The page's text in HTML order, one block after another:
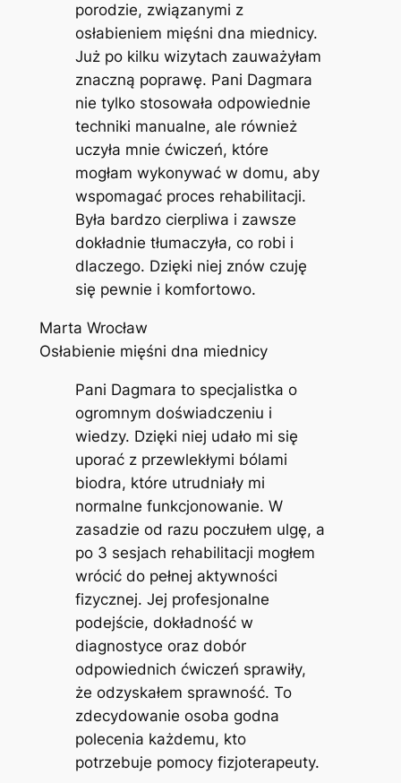
porodzie, związanymi z
osłabieniem mięśni dna miednicy.
Już po kilku wizytach zauważyłam
znaczną poprawę. Pani Dagmara
nie tylko stosowała odpowiednie
techniki manualne, ale również
uczyła mnie ćwiczeń, które
mogłam wykonywać w domu, aby
wspomagać proces rehabilitacji.
Była bardzo cierpliwa i zawsze
dokładnie tłumaczyła, co robi i
dlaczego. Dzięki niej znów czuję
się pewnie i komfortowo.
Marta Wrocław
Osłabienie mięśni dna miednicy
Pani Dagmara to specjalistka o
ogromnym doświadczeniu i
wiedzy. Dzięki niej udało mi się
uporać z przewlekłymi bólami
biodra, które utrudniały mi
normalne funkcjonowanie. W
zasadzie od razu poczułem ulgę, a
po 3 sesjach rehabilitacji mogłem
wrócić do pełnej aktywności
fizycznej. Jej profesjonalne
podejście, dokładność w
diagnostyce oraz dobór
odpowiednich ćwiczeń sprawiły,
że odzyskałem sprawność. To
zdecydowanie osoba godna
polecenia każdemu, kto
potrzebuje pomocy fizjoterapeuty.